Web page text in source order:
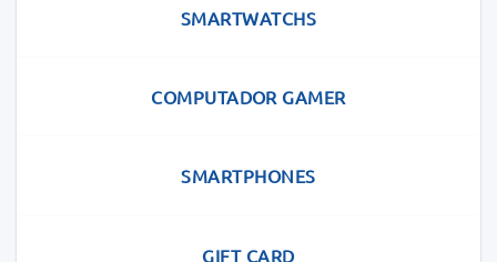
SMARTWATCHS
COMPUTADOR GAMER
SMARTPHONES
GIFT CARD